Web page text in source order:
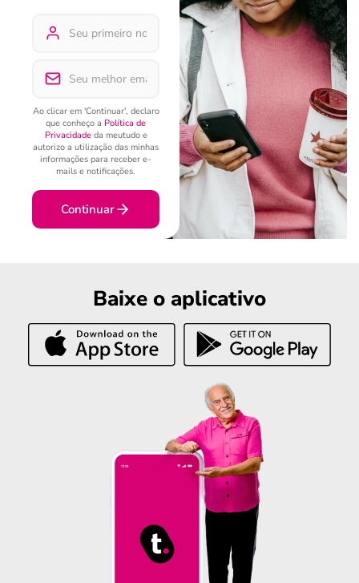
Ao clicar em 'Continuar', declaro
que conheço a Política de
Privacidadeda meutudo e
autorizo a utilização das minhas
informações para receber e-
mails e notificações.
Continuar
Baixe o aplicativo